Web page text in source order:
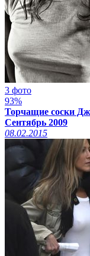
3 фото
93%
Торчащие соски
Сентябрь 2009
08.02.2015